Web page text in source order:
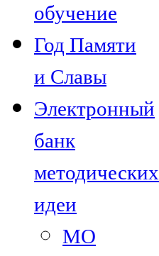
обучение
Год Памяти
и Славы
Электронный
банк
методических
идеи
МО